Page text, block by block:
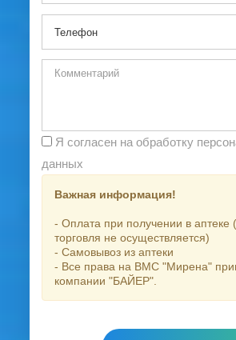
данных
Важная информация!
- Оплата при получении в аптеке
торговля не осуществляется)
- Самовывоз из аптеки
- Все права на ВМС "Мирена"
компании "БАЙЕР".